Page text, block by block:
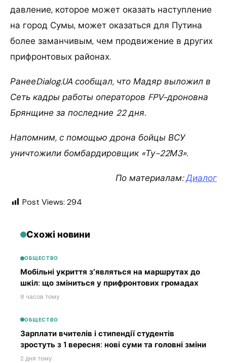
давление, которое может оказать наступление
на город Сумы, может оказаться для Путина
более заманчивым, чем продвижение в других
прифронтовых районах.
РанееDialog.UA сообщал, что Мадяр выложил в
Сеть кадры работы операторов FPV-дроновна
Брянщине за последние 22 дня.
Напомним, с помощью дрона бойцы ВСУ
уничтожили бомбардировщик «Ту-22М3».
По материалам:Диалог
Post Views: 294
Схожі новини
ОБЩЕСТВО
Мобільні укриття з’являться на маршрутах до
шкіл: що зміниться у прифронтових громадах
8 часов тому
ОБЩЕСТВО
Зарплати вчителів і стипендії студентів
зростуть з 1 вересня: нові суми та головні зміни
2 дня тому